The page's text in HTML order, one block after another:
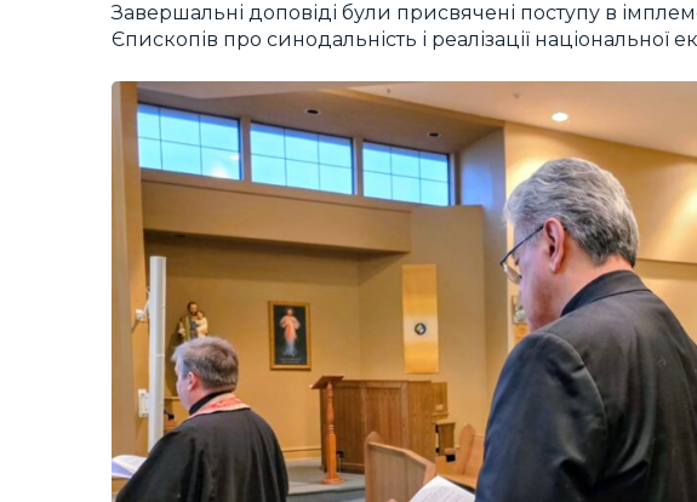
Завершальні доповіді були присвячені поступу в
Єпископів про синодальність і реалізації національної